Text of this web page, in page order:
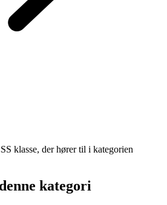
klasse, der hører til i kategorien
kategori